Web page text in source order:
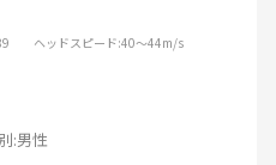
ヘッドスピード:40～44m/s
:男性